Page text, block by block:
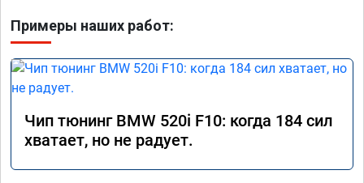
Примеры наших работ:
Чип тюнинг BMW 520i F10: когда 184 сил
хватает, но не радует.